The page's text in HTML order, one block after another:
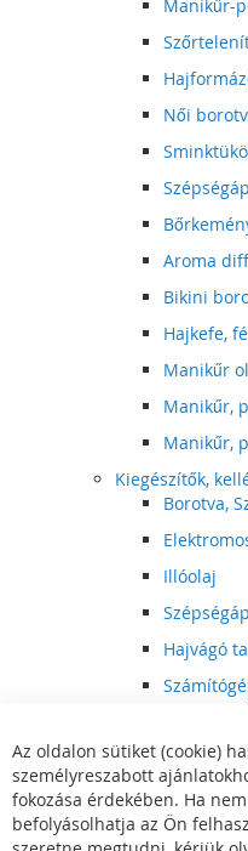
Manikűr-
Női
Aroma
Bikini
Hajkefe,
Manikűr
Manikűr,
Manikűr,
Kiegészítők,
Borotva,
Illóolaj
Hajvágó
Hajvágó
Szórakoztató
Multimédia
DVD,
Az oldalon sütiket (cookie)
személyreszabott
fokozása érdekében. Ha
befolyásolhatja az Ön